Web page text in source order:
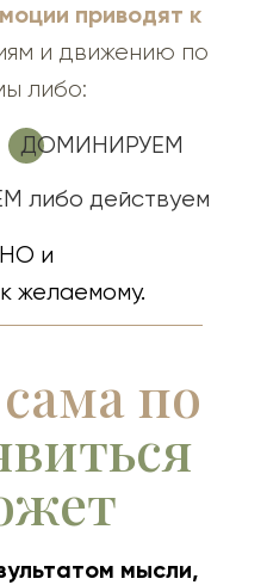
приводят к
и движению по
либо:
по
мысли,
ДОМИНИРУЕМ
либо действуем
и
желаемому.